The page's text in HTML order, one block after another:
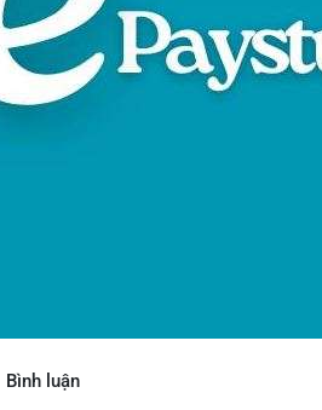
Bình luận